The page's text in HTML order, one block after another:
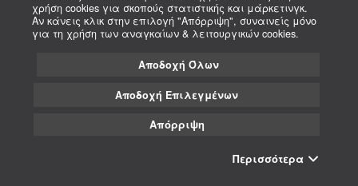
χρήση cookies για σκοπούς στατιστικής και μάρκετινγκ.
Αν κάνεις κλικ στην επιλογή "Απόρριψη", συναινείς μόνο
για τη χρήση των αναγκαίων & λειτουργικών cookies.
Αποδοχή Όλων
Αποδοχή Επιλεγμένων
Απόρριψη
Περισσότερα